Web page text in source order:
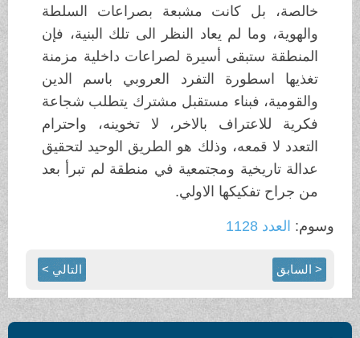
خالصة، بل كانت مشبعة بصراعات السلطة
والهوية، وما لم يعاد النظر الى تلك البنية، فإن
المنطقة ستبقى أسيرة لصراعات داخلية مزمنة
تغذيها اسطورة التفرد العروبي باسم الدين
والقومية، فبناء مستقبل مشترك يتطلب شجاعة
فكرية للاعتراف بالاخر، لا تخوينه، واحترام
التعدد لا قمعه، وذلك هو الطريق الوحيد لتحقيق
عدالة تاريخية ومجتمعية في منطقة لم تبرأ بعد
من جراح تفكيكها الاولي.
وسوم:العدد 1128
< السابق التالي >